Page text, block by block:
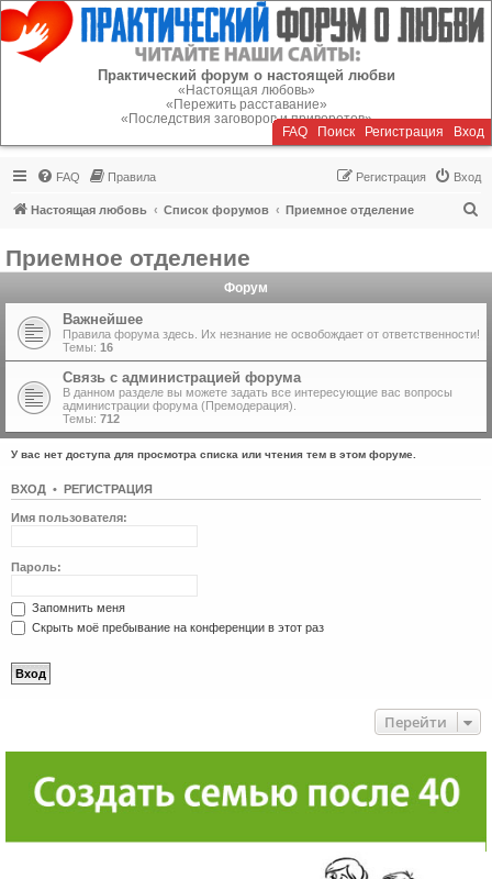
Регистрация
Практический форум о настоящей любви
«Настоящая любовь»
«Пережить расставание»
«Последствия заговоров и приворотов»
FAQ Поиск Регистрация Вход
FAQ Правила Вход
Регистрация
Настоящая любовь Список форумов Приемное отделение
Приемное отделение
Форум
Важнейшее
Правила форума здесь. Их незнание не освобождает от ответственности!
Темы: 16
Связь с администрацией форума
В данном разделе вы можете задать все интересующие вас вопросы
администрации форума (Премодерация).
Темы: 712
У вас нет доступа для просмотра списка или чтения тем в этом форуме.
ВХОД • РЕГИСТРАЦИЯ
Имя пользователя:
Пароль:
Запомнить меня
Скрыть моё пребывание на конференции в этот раз
Перейти